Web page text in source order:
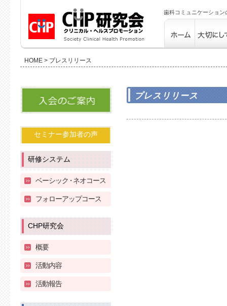
歯科コミュニケーション
ンのCHP
ーム
HOME > プレスリリース
セミナー参加者の声
研修システム
ベーシック・ネオコース
フォローアップコース
CHP研究会
概要
活動内容
活動報告
プレスリリース